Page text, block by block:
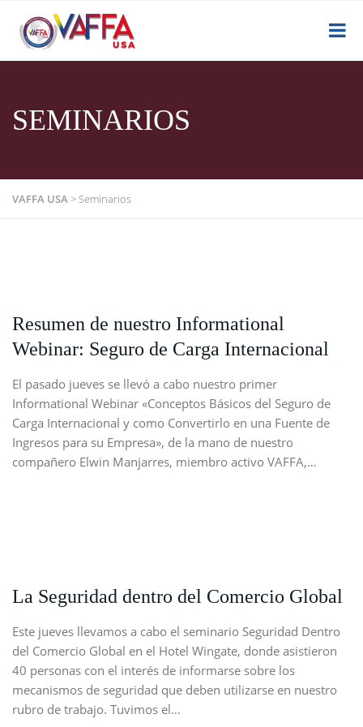
SEMINARIOS
VAFFA USA>Seminarios
Resumen de nuestro Informational
Webinar: Seguro de Carga Internacional
El pasado jueves se llevó a cabo nuestro primer
Informational Webinar «Conceptos Básicos del Seguro de
Carga Internacional y como Convertirlo en una Fuente de
Ingresos para su Empresa», de la mano de nuestro
compañero Elwin Manjarres, miembro activo VAFFA,…
La Seguridad dentro del Comercio Global
Este jueves llevamos a cabo el seminario Seguridad Dentro
del Comercio Global en el Hotel Wingate, donde asistieron
40 personas con el interés de informarse sobre los
mecanismos de seguridad que deben utilizarse en nuestro
rubro de trabajo. Tuvimos el…